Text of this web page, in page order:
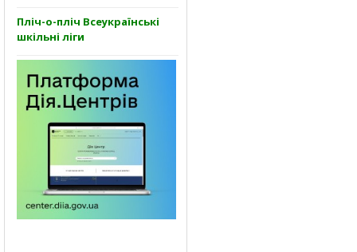
Пліч-о-пліч Всеукраїнські
шкільні ліги